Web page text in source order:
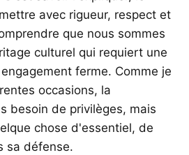
avec rigueur, respect et
que nous sommes
culturel qui requiert une
ferme. Comme je
occasions, la
besoin de privilèges, mais
chose d'essentiel, de
sa défense.